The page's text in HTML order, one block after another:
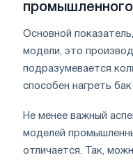
Основной
модели, это
подразумевается
способен нагреть
Не менее важный
моделей
отличается. Так,